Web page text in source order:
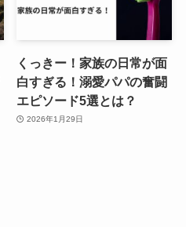
くっきー！家族の日常が面
白すぎる！溺愛パパの奮闘
エピソード5選とは？
2026年1月29日